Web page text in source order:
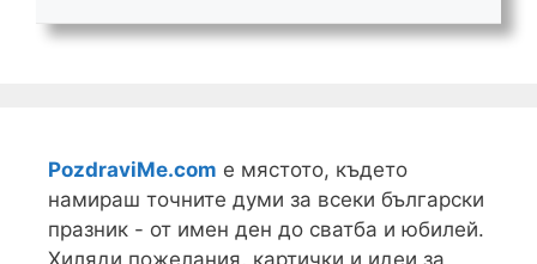
PozdraviMe.com е мястото, където
намираш точните думи за всеки български
празник - от имен ден до сватба и юбилей.
Хиляди пожелания, картички и идеи за